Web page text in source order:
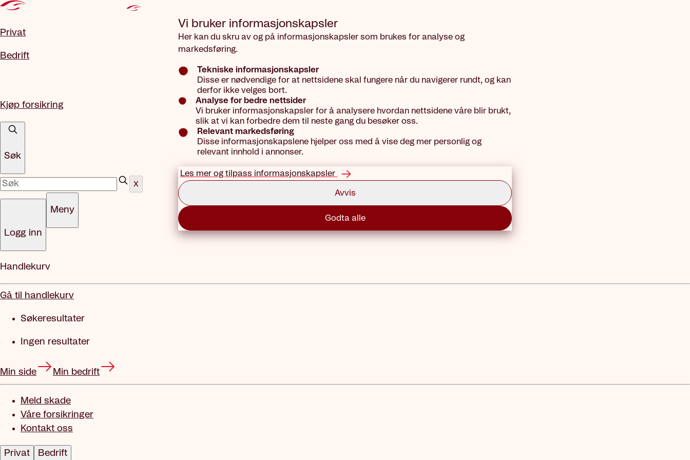
Vi bruker informasjons­kapsler
Her kan du skru av og på informasjonskapsler som brukes for analyse og
markedsføring.
Tekniske informasjonskapsler
Disse er nødvendige for at nettsidene skal fungere når du navigerer rundt, og kan
derfor ikke velges bort.
Analyse for bedre nettsider
Vi bruker informasjonskapsler for å analysere hvordan nettsidene våre blir brukt,
slik at vi kan forbedre dem til neste gang du besøker oss.
Relevant markedsføring
Disse informasjonskapslene hjelper oss med å vise deg mer personlig og
relevant innhold i annonser.
Les mer og tilpass informasjonskapsler
Avvis
Godta alle
Privat
Bedrift
Kjøp forsikring
Søk
x
Logg inn
Meny
Handlekurv
Gå til handlekurv
Søkeresultater
Ingen resultater
Min side Min bedrift
Meld skade
Våre forsikringer
Kontakt oss
Privat Bedrift